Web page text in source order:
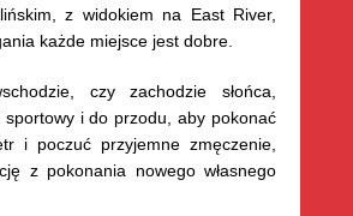
z widokiem na East River,
każde miejsce jest dobre.
czy zachodzie słońca,
sportowy i do przodu, aby pokonać
i poczuć przyjemne zmęczenie,
z pokonania nowego własnego